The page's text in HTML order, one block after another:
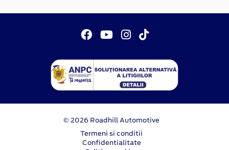
© 2026 Roadhill Automotive
Termeni si conditii
Confidentialitate